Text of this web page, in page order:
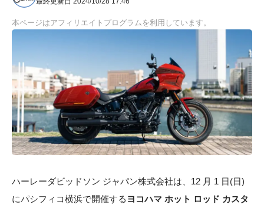
本ページはアフィリエイトプログラムを利用しています。
ハーレーダビッドソン ジャパン株式会社は、12 月 1 日(日)
にパシフィコ横浜で開催する ヨコハマ ホット ロッド カスタ